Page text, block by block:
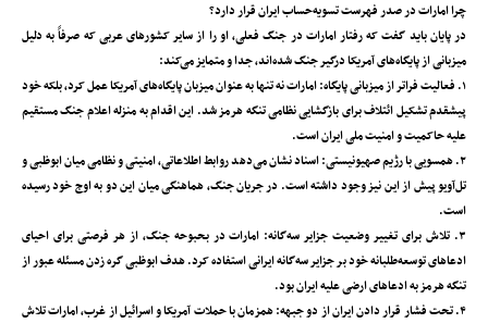
چرا امارات در صدر فهرست تسویه‌حساب ایران قرار دارد؟
در پایان باید گفت که رفتار امارات در جنگ فعلی، او را از سایر کشورهای عربی که صرفاً به دلیل
میزبانی از پایگاه‌های آمریکا درگیر جنگ شده‌اند، جدا و متمایز می‌کند:
۱. فعالیت فراتر از میزبانی پایگاه: امارات نه تنها به عنوان میزبان پایگاه‌های آمریکا عمل کرد، بلکه خود
پیشقدم تشکیل ائتلاف برای بازگشایی نظامی تنگه هرمز شد. این اقدام به منزله اعلام جنگ مستقیم
علیه حاکمیت و امنیت ملی ایران است.
۲. همسویی با رژیم صهیونیستی: اسناد نشان می‌دهد روابط اطلاعاتی، امنیتی و نظامی میان ابوظبی و
تل‌آویو پیش از این نیز وجود داشته است. در جریان جنگ، هماهنگی میان این دو به اوج خود رسیده
است.
۳. تلاش برای تغییر وضعیت جزایر سه‌گانه: امارات در بحبوحه جنگ، از هر فرصتی برای احیای
ادعاهای توسعه‌طلبانه خود بر جزایر سه‌گانه ایرانی استفاده کرد. هدف ابوظبی گره زدن مسئله عبور از
تنگه هرمز به ادعاهای ارضی علیه ایران بود.
۴. تحت فشار قرار دادن ایران از دو جبهه: همزمان با حملات آمریکا و اسرائیل از غرب، امارات تلاش